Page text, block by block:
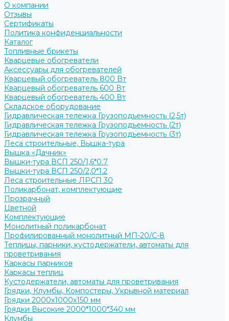
О компании
Отзывы
Сертификаты
Политика конфиденциальности
Каталог
Топливные брикеты
Кварцевые обогреватели
Аксессуары для обогревателей
Кварцевый обогреватель 800 Вт
Кварцевый обогреватель 600 Вт
Кварцевый обогреватель 400 Вт
Складское оборудование
Гидравлическая тележка Грузоподъемность (2,5т)
Гидравлическая тележка Грузоподъемность (2т)
Гидравлическая тележка Грузоподъемность (3т)
Леса строительные, Вышка-тура
Вышка «Дачник»
Вышки-тура ВСП 250/1,6*0.7
Вышки-тура ВСП 250/2,0*1.2
Леса строительные ЛРСП 30
Поликарбонат, комплектующие
Прозрачный
Цветной
Комплектующие
Монолитный поликарбонат
Профилированный монолитный МП-20/С-8
Теплицы, парники, кустодержатели, автоматы для
проветривания
Каркасы парников
Каркасы теплиц
Кустодержатели, автоматы для проветривания
Грядки, Клумбы, Компостеры, Укрывной материал
Грядки 2000х1000х150 мм
Грядки Высокие 2000*1000*340 мм
Клумбы